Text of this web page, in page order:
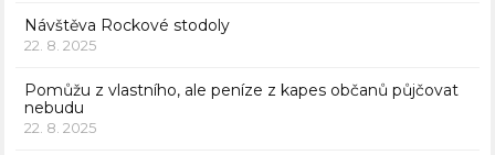
Návštěva Rockové stodoly
22. 8. 2025
Pomůžu z vlastního, ale peníze z kapes občanů půjčovat
nebudu
22. 8. 2025